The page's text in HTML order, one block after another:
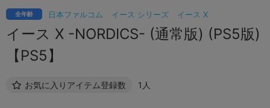
日本ファルコム イース シリーズ イース X
全年齢
イース X -NORDICS- (通常版) (PS5版)
【PS5】
お気に入りアイテム登録数 1人